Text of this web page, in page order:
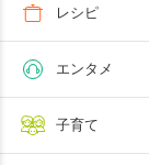
レシピ
エンタメ
子育て